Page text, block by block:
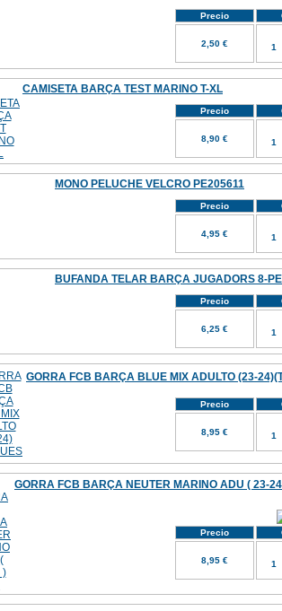
Precio
2,50 €
CAMISETA BARÇA TEST MARINO T-XL
Precio
8,90 €
MONO PELUCHE VELCRO PE205611
Precio
4,95 €
BUFANDA TELAR BARÇA JUGADORS 8-
Precio
6,25 €
GORRA FCB BARÇA BLUE MIX ADULTO (23-
Precio
8,95 €
GORRA FCB BARÇA NEUTER MARINO ADU ( 23-
Precio
8,95 €